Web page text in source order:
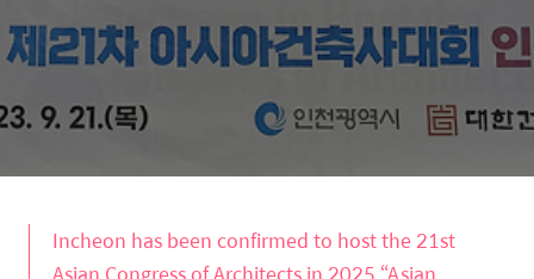
Incheon has been confirmed to host the 21st